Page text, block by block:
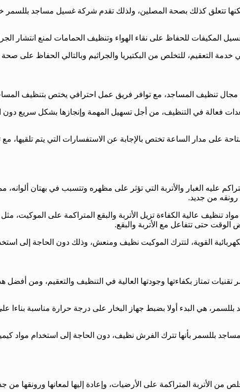
تتعلق كذلك بصحة المصلين، ولذلك تقدم شركة غسيل مساجد
للحفاظ على نقاء الهواء وتنظيف الحمامات لمنع انتشار
التعقيم، للتخلص من البكتيريا والجراثيم وبالتالي الحفاظ على صحة
تنظيف المساجد، مع توافر فريق عمل احترافي يختص بتنظيف المساجد
فعالة في التنظيف، من أجل تسهيل المهمة وإنجازها بشكل سريع دون
مدار الساعة تختص بالإجابة عن الاستفسارات التي يتم تلقيها، مع
عليه الغبار والأتربة التي تؤثر على مظهره وتتسبب في بهتان
رونقه من جديد.
عالية الكفاءة تزيل الأتربة والبقع المتراكمة على الموكيت،
حتى تتفاعل مع الأتربة والبقع.
القوية، لتترك الموكيت نظيف ومنعش، وذلك دون الحاجة إلى
تمتاز بكفاءتها وجودتها العالية في التنظيف والتعقيم، ومن أفضل
هي البدء أولا بضبط جهاز البخار على درجة حرارة مناسبة بناءا
مساجد بللسمر بأنها تترك الفرش نظيف، دون الحاجة إلى استخدام مواد
الأتربة المتراكمة على الأرضيات، وإعادة إليها لمعانها ورونقها